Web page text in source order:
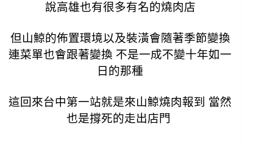
說高雄也有很多有名的燒肉店
但山鯨的佈置環境以及裝潢會隨著季節變換
連菜單也會跟著變換 不是一成不變十年如一
日的那種
這回來台中第一站就是來山鯨燒肉報到 當然
也是撐死的走出店門